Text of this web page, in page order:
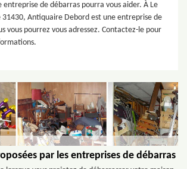
entreprise de débarras pourra vous aider. À Le
31430, Antiquaire Debord est une entreprise de
vous pourrez vous adressez. Contactez-le pour
par les entreprises de débarras